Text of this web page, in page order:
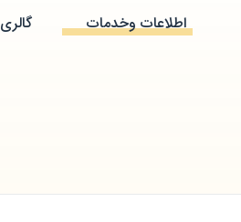
اطلاعات وخدمات گالری